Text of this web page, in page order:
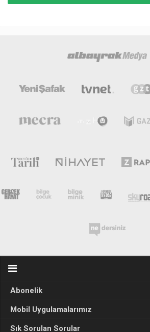
Abonelik
Mobil Uygulamalarımız
Sık Sorulan Sorular